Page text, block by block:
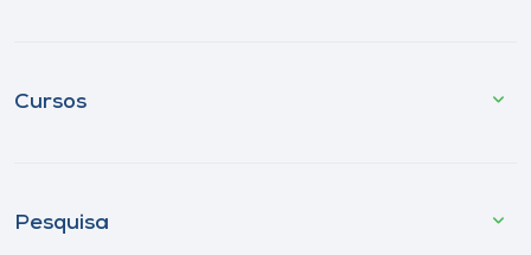
Cursos
Pesquisa